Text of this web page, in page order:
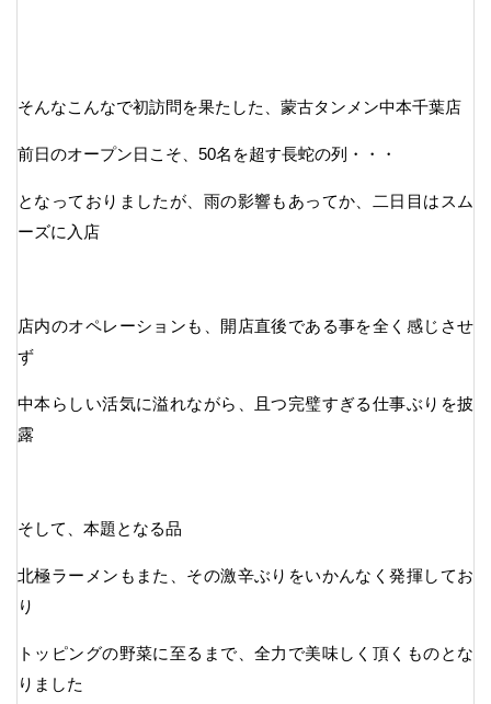
そんなこんなで初訪問を果たした、蒙古タンメン中本千葉店
前日のオープン日こそ、50名を超す長蛇の列・・・
となっておりましたが、雨の影響もあってか、二日目はスム
ーズに入店
店内のオペレーションも、開店直後である事を全く感じさせ
ず
中本らしい活気に溢れながら、且つ完璧すぎる仕事ぶりを披
露
そして、本題となる品
北極ラーメンもまた、その激辛ぶりをいかんなく発揮してお
り
トッピングの野菜に至るまで、全力で美味しく頂くものとな
りました